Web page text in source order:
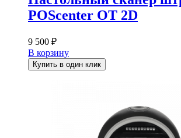
POScenter OT 2D
9 500 ₽
В корзину
Купить в один клик